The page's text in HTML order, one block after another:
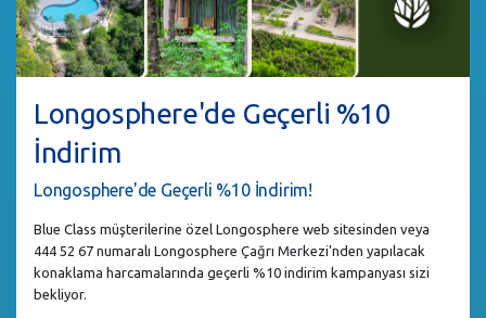
Longosphere'de Geçerli %10
İndirim
Longosphere'de Geçerli %10 İndirim!
Blue Class müşterilerine özel Longosphere web sitesinden veya
444 52 67 numaralı Longosphere Çağrı Merkezi'nden yapılacak
konaklama harcamalarında geçerli %10 indirim kampanyası sizi
bekliyor.